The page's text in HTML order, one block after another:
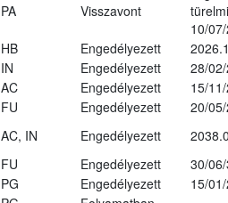
PA Visszavont
10/
HB Engedélyezett
IN Engedélyezett
28/
AC Engedélyezett
15/
FU Engedélyezett
20/
AC, IN Engedélyezett
FU Engedélyezett
30/
PG Engedélyezett
15/